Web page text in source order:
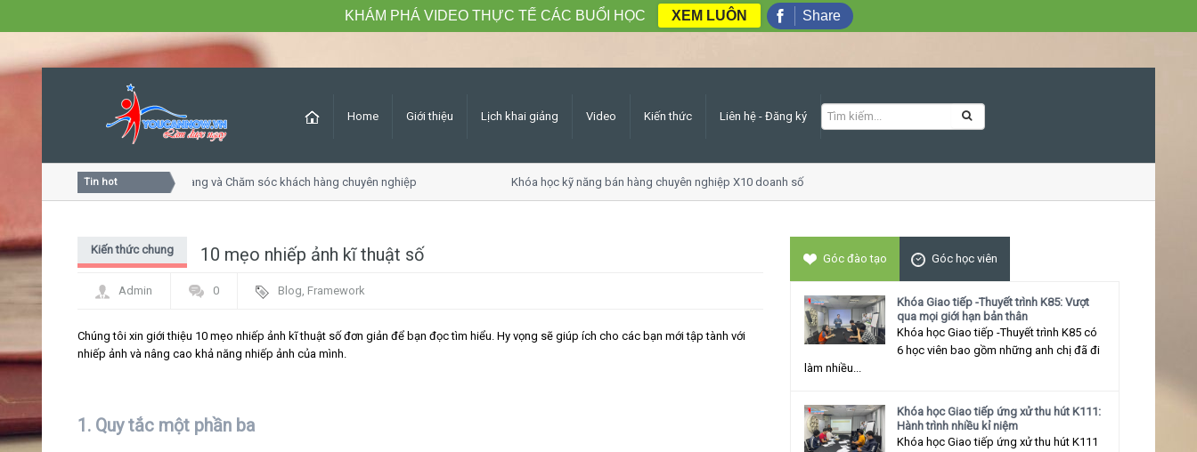
Home Giới thiệu Lịch khai giảng Video Kiến thức Liên hệ - Đăng ký
Tin hot
Khóa học Tư duy dịch vụ khách hàng và Chăm sóc khách hàng chuyên nghiệp Khóa học kỹ năng bán hàng chuyên nghiệp X10 doanh số
10 mẹo nhiếp ảnh kĩ thuật số
Kiến thức chung
Admin 0 Blog, Framework
Chúng tôi xin giới thiệu 10 mẹo nhiếp ảnh kĩ thuật số đơn giản để bạn đọc tìm hiểu. Hy vọng sẽ giúp ích cho các bạn mới tập tành với
nhiếp ảnh và nâng cao khả năng nhiếp ảnh của mình.
1. Quy tắc một phần ba
Góc đào tạo Góc học viên
Khóa Giao tiếp -Thuyết trình K85: Vượt
qua mọi giới hạn bản thân
Khóa học Giao tiếp -Thuyết trình K85 có
6 học viên bao gồm những anh chị đã đi
làm nhiều...
Khóa học Giao tiếp ứng xử thu hút K111:
Hành trình nhiều kỉ niệm
Khóa học Giao tiếp ứng xử thu hút K111
KHÁM PHÁ VIDEO THỰC TẾ CÁC BUỔI HỌC XEM LUÔN Share